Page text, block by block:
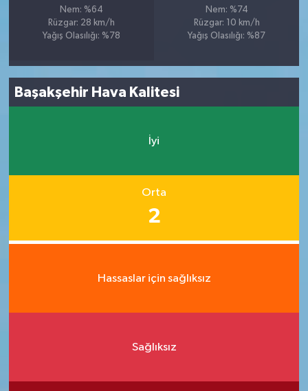
Nem: %64
Rüzgar: 28 km/h
Yağış Olasılığı: %78
Nem: %74
Rüzgar: 10 km/h
Yağış Olasılığı: %87
Başakşehir Hava Kalitesi
İyi
Orta
2
Hassaslar için sağlıksız
Sağlıksız